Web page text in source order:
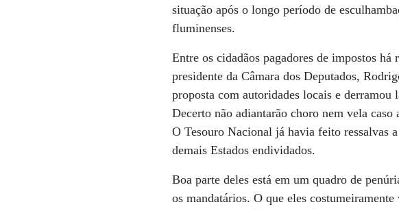
situação após o longo período de
fluminenses.
Entre os cidadãos pagadores de impostos
presidente da Câmara dos Deputados,
proposta com autoridades locais e
Decerto não adiantarão choro nem vela
O Tesouro Nacional já havia feito ressalvas
demais Estados endividados.
Boa parte deles está em um quadro de
os mandatários. O que eles